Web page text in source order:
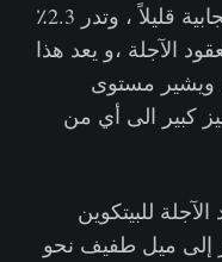
التمويل في العقود الاجلة، وهي إيجابية قليلاً ، وتدر 2.3٪
الآجلة ،و يعد هذا
، ويشير مستوى
كبير الى أي من
للبيتكوين
إلى ميل طفيف نحو